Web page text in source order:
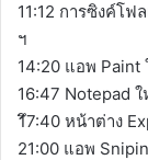
11:12 การซิงค์โฟ
ฯ
14:20 แอพ Paint
16:47 Notepad
1ึ7:40 หน้าต่าง
21:00 แอพ